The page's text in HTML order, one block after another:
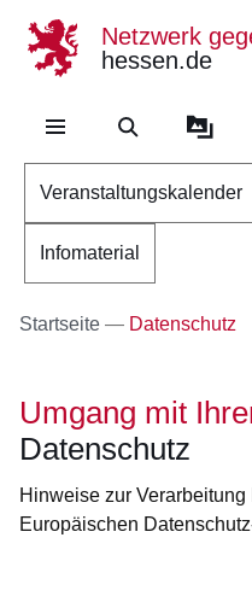
Netzwerk
hessen.de
Veranstaltungskalender
Infomaterial
Startseite Datenschutz
Umgang mit
Datenschutz
Hinweise zur
Europäischen